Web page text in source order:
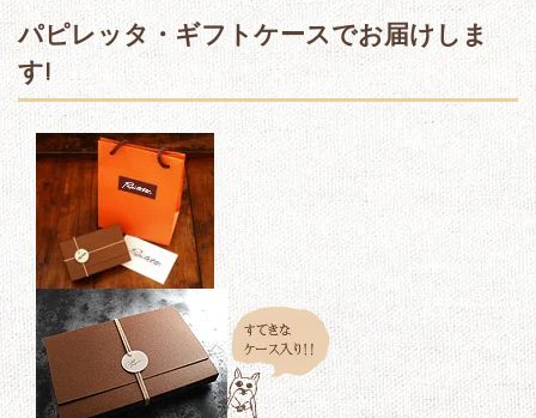
パピレッタ・ギフトケースでお届けしま
す!